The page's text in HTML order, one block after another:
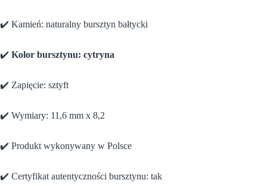
✔️ Kamień: naturalny bursztyn bałtycki
✔️ Kolor bursztynu: cytryna
✔️ Zapięcie: sztyft
✔️ Wymiary: 11,6 mm x 8,2
✔️ Produkt wykonywany w Polsce
✔️ Certyfikat autentyczności bursztynu: tak